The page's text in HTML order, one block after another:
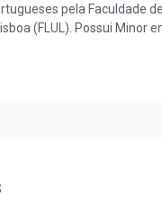
pela Faculdade de
(FLUL). Possui Minor